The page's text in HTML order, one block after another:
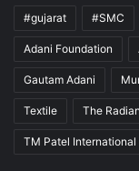
#gujarat #SMC
Adani Foundation
Gautam Adani
Textile The
TM Patel International